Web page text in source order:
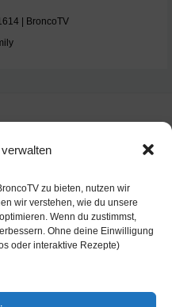
zu bieten, nutzen wir
wir verstehen, wie du unsere
Wenn du zustimmst,
Ohne deine Einwilligung
oder interaktive Rezepte)
| BroncoTV
Haftung
(EU)